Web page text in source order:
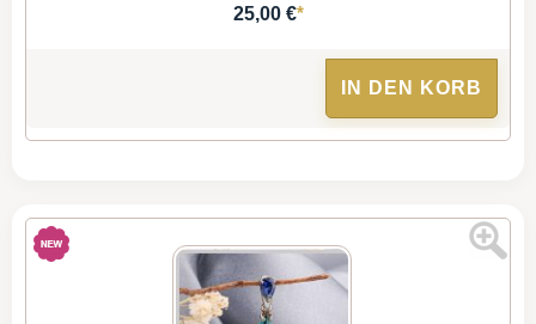
25,00 €*
IN DEN KORB